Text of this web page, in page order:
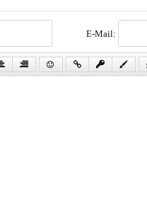
E-Mail: